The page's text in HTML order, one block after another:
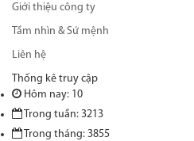
Giới thiệu công ty
Tầm nhìn & Sứ mệnh
Liên hệ
Thống kê truy cập
Hôm nay: 10
Trong tuần: 3213
Trong tháng: 3855